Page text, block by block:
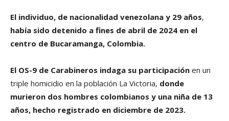
El individuo, de nacionalidad venezolana y 29 años,
había sido detenido a fines de abril de 2024 en el
centro de Bucaramanga, Colombia.
El OS-9 de Carabineros indaga su participación en un
triple homicidio en la población La Victoria, donde
murieron dos hombres colombianos y una niña de 13
años, hecho registrado en diciembre de 2023.